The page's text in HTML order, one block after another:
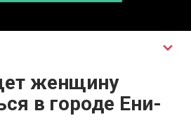
женщину
в городе Ени-